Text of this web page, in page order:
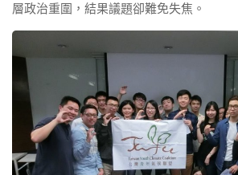
層政治重圍，結果議題卻難免失焦。